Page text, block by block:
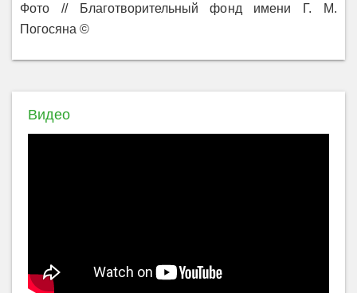
Фото // Благотворительный фонд имени Г. М.
Погосяна ©
Видео